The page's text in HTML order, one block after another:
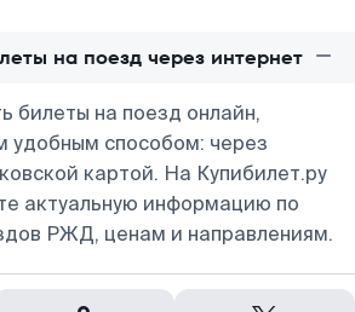
на поезд через интернет
билеты на поезд онлайн,
удобным способом: через
картой. На Купибилет.ру
актуальную информацию по
РЖД, ценам и направлениям.